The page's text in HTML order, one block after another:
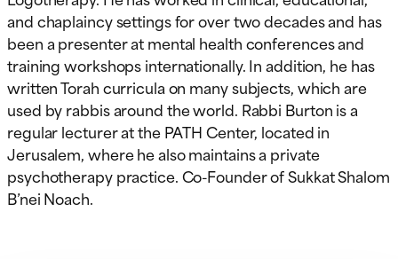
and chaplaincy settings for over two decades and has
been a presenter at mental health conferences and
training workshops internationally. In addition, he has
written Torah curricula on many subjects, which are
used by rabbis around the world. Rabbi Burton is a
regular lecturer at the PATH Center, located in
Jerusalem, where he also maintains a private
psychotherapy practice. Co-Founder of Sukkat Shalom
B’nei Noach.